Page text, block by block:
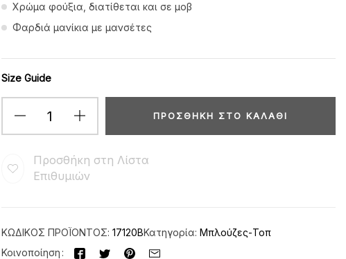
Χρώμα φούξια, διατίθεται και σε μοβ
Φαρδιά μανίκια με μανσέτες
Size Guide
ΠΡΟΣΘΉΚΗ ΣΤΟ ΚΑΛΆΘΙ
Προσθήκη στη Λίστα
Επιθυμιών
ΚΩΔΙΚΌΣ ΠΡΟΪΌΝΤΟΣ: 17120ΒΚατηγορία: Μπλούζες-Τοπ
Κοινοποίηση